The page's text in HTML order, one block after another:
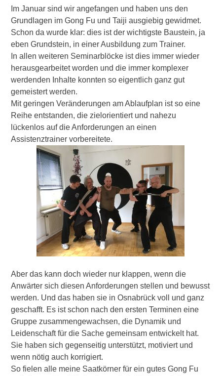
Im Januar sind wir angefangen und haben uns den
Grundlagen im Gong Fu und Taiji ausgiebig gewidmet.
Schon da wurde klar: dies ist der wichtigste Baustein, ja
eben Grundstein, in einer Ausbildung zum Trainer.
In allen weiteren Seminarblöcke ist dies immer wieder
herausgearbeitet worden und die immer komplexer
werdenden Inhalte konnten so eigentlich ganz gut
gemeistert werden.
Mit geringen Veränderungen am Ablaufplan ist so eine
Reihe entstanden, die zielorientiert und nahezu
lückenlos auf die Anforderungen an einen
Assistenztrainer vorbereitete.
Aber das kann doch wieder nur klappen, wenn die
Anwärter sich diesen Anforderungen stellen und bewusst
werden. Und das haben sie in Osnabrück voll und ganz
geschafft. Es ist schon nach den ersten Terminen eine
Gruppe zusammengewachsen, die Dynamik und
Leidenschaft für die Sache gemeinsam entwickelt hat.
Sie haben sich gegenseitig unterstützt, motiviert und
wenn nötig auch korrigiert.
So fielen alle meine Saatkörner für ein gutes Gong Fu